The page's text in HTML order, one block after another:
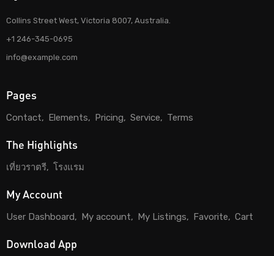
Collins Street West, Victoria 8007, Australia.
+1 246-345-0695
info@example.com
Pages
Contact Elements Pricing Service Terms
The Highlights
เที่ยวราตรี โรงแรม
My Account
User Dashboard My account My Listings Favorite Cart
Download App